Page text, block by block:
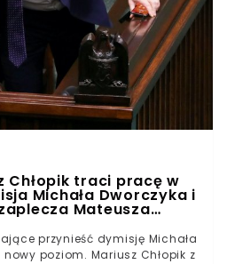
Chłopik traci pracę w
Michała Dworczyka i
Mateusza
przynieść dymisję Michała
poziom. Mariusz Chłopik z